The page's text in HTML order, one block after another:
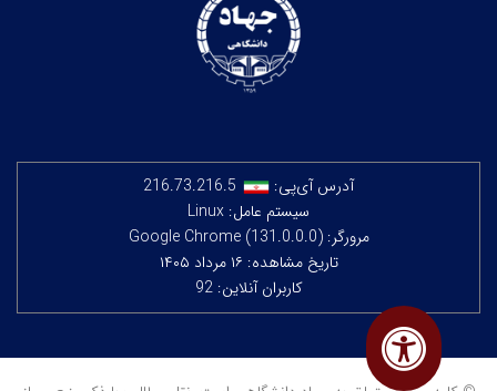
آدرس آی‌پی:
216.73.216.5
سیستم عامل: Linux
مرورگر: Google Chrome (131.0.0.0)
تاریخ مشاهده: ۱۶ مرداد ۱۴۰۵
کاربران آنلاین: 92